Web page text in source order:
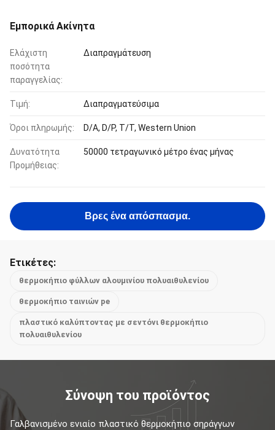
Εμπορικά Ακίνητα
Ελάχιστη
ποσότητα
παραγγελίας:
Διαπραγμάτευση
Τιμή: Διαπραγματεύσιμα
Όροι πληρωμής: D/A, D/P, T/T, Western Union
Δυνατότητα
Προμήθειας:
50000 τετραγωνικό μέτρο ένας μήνας
Βρες ένα απόσπασμα.
Ετικέτες:
θερμοκήπιο φύλλων αλουμινίου πολυαιθυλενίου
θερμοκήπιο ταινιών pe
πλαστικό καλύπτοντας με σεντόνι θερμοκήπιο
πολυαιθυλενίου
Σύνοψη του προϊόντος
Γαλβανισμένο ενιαίο πλαστικό θερμοκήπιο σηράγγων